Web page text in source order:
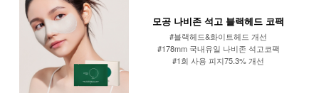
모공 나비존 석고 블랙헤드 코팩
#블랙헤드&화이트헤드 개선
#178mm 국내유일 나비존 석고코팩
#1회 사용 피지75.3% 개선